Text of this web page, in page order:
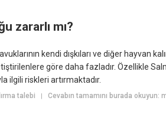
zararlı mı?
kendi dışkıları ve diğer hayvan
göre daha fazladır. Özellikle
ilgili riskleri artırmaktadır.
talebi | Cevabın tamamını burada okuyun: